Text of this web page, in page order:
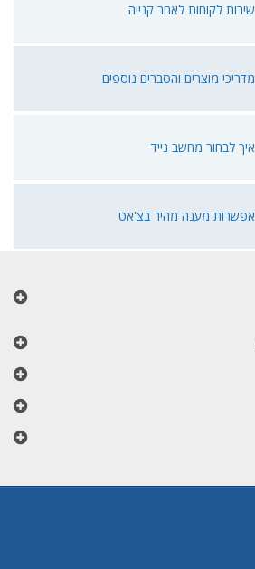
שירות לקוחות לאחר קנייה
מדריכי מוצרים והסברים נוספים
איך לבחור מחשב נייד
אפשרות מענה מהיר בצ'אט